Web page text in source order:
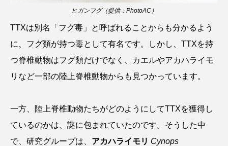
オオサンショウウオ
オショロコマ オスカー オタリア
オットセイ オニヒトデ オワンクラゲ
カイロウドウケツ カイワリ
カエルアンコウ カガミガイ カキ
ヒガンフグ（提供：PhotoAC）
TTXは別名「フグ毒」と呼ばれることからも分かるよう
に、フグ類が持つ毒として有名です。しかし、TTXを持
つ脊椎動物はフグ類だけでなく、カエルやアカハライモ
リなど一部の陸上脊椎動物からも見つかっています。
一方、陸上脊椎動物たちがどのようにしてTTXを獲得し
ているのかは、謎に包まれていたのです。そうした中
で、研究グループは、 アカハライモリ Cynops